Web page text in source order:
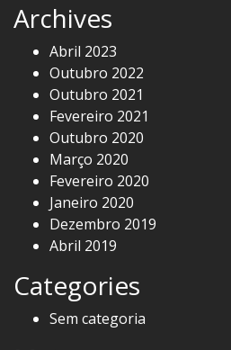
Archives
Abril 2023
Outubro 2022
Outubro 2021
Fevereiro 2021
Outubro 2020
Março 2020
Fevereiro 2020
Janeiro 2020
Dezembro 2019
Abril 2019
Categories
Sem categoria